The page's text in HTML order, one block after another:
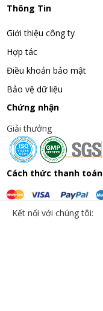
Thông Tin
Giới thiệu công ty
Hợp tác
Điều khoản bảo mật
Bảo vệ dữ liệu
Chứng nhận
Giải thưởng
Cách thức thanh toán
Kết nối với chúng tôi: